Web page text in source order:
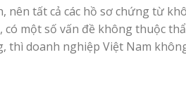
nên tất cả các hồ sơ chứng từ
một số vấn đề không thuộc
thì doanh nghiệp Việt Nam